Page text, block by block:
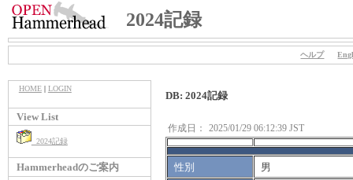
2024記録
ヘルプ
HOME| LOGIN
View List
2024記録
Hammerheadのご案内
DB: 2024記録
作成日： 2025/01/29 06:12:39 JST
性別
男